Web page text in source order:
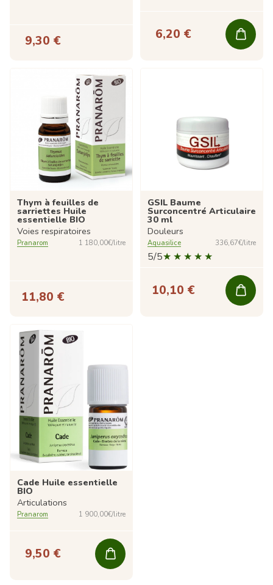
9,30 € 6,20 €
Thym à feuilles de
sarriettes Huile
essentielle BIO
Voies respiratoires
Pranarom 1 180,00€/litre
11,80 €
GSIL Baume
Surconcentré Articulaire
30 ml
Douleurs
Aquasilice 336,67€/litre
5/5
10,10 €
Cade Huile essentielle
BIO
Articulations
Pranarom 1 900,00€/litre
9,50 €